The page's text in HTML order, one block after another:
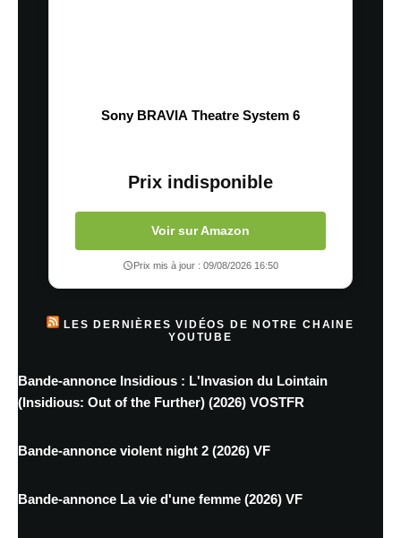
Sony BRAVIA Theatre System 6
Prix indisponible
Voir sur Amazon
Prix mis à jour : 09/08/2026 16:50
LES DERNIÈRES VIDÉOS DE NOTRE CHAINE
YOUTUBE
Bande-annonce Insidious : L'Invasion du Lointain
(Insidious: Out of the Further) (2026) VOSTFR
Bande-annonce violent night 2 (2026) VF
Bande-annonce La vie d'une femme (2026) VF